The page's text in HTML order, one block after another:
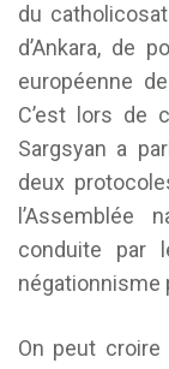
du
d’Ankara, de
européenne
C’est lors de
Sargsyan a
deux
l’Assemblée
conduite par
négationnisme
On peut croire